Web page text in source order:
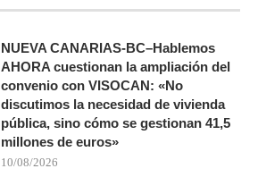
NUEVA CANARIAS-BC–Hablemos
AHORA cuestionan la ampliación del
convenio con VISOCAN: «No
discutimos la necesidad de vivienda
pública, sino cómo se gestionan 41,5
millones de euros»
10/08/2026